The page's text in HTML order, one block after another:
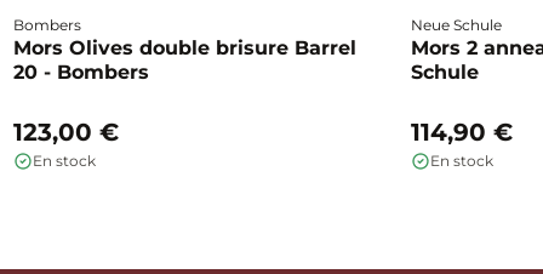
Bombers
Mors Olives double brisure Barrel
20 - Bombers
123,00 €
En stock
Neue Schule
Mors 2
Schule
114,90 €
En stock